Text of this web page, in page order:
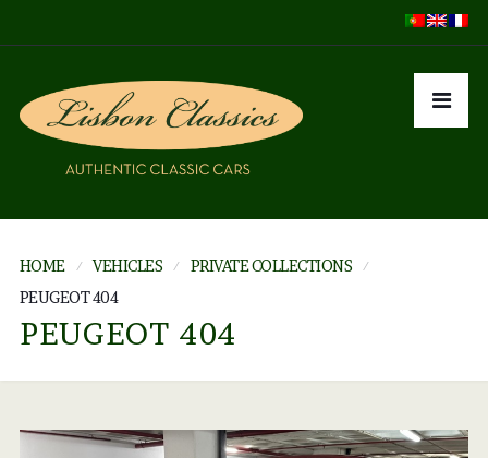
HOME VEHICLES
PRIVATE COLLECTIONS
PEUGEOT 404
PEUGEOT 404